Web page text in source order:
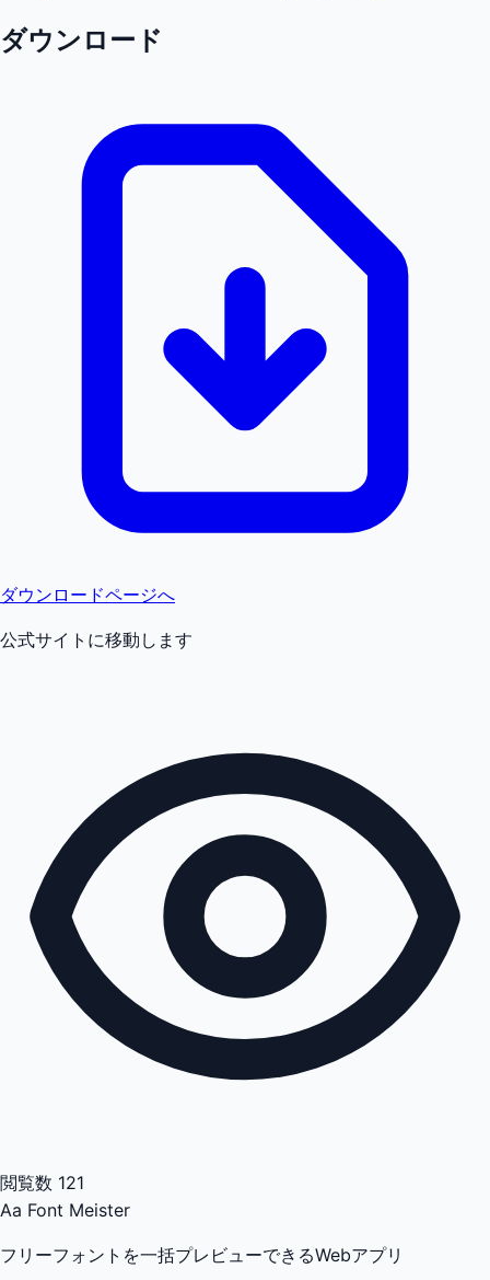
ダウンロード
ダウンロードページへ
公式サイトに移動します
閲覧数 121
Aa Font Meister
フリーフォントを一括プレビューできるWebアプリ